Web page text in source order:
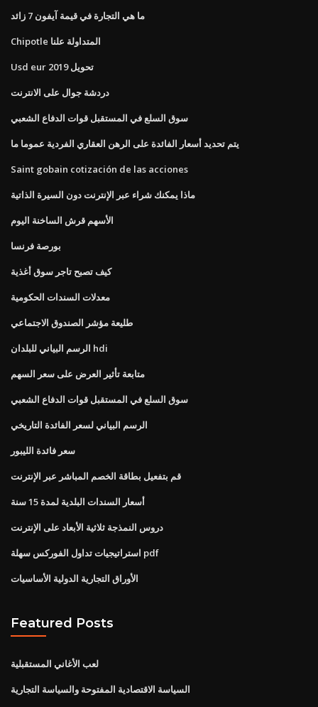
ما هي التجارة في قيمة آيفون 7 زائد
Chipotle المتداولة علنا
Usd eur تحويل 2019
دردشة جوال على الانترنت
سوق السلع في المستقبل قوات الدفاع الشعبي
يتم تحديد أسعار الفائدة على الرهن العقاري الفردية عموما ما
Saint gobain cotización de las acciones
ماذا يمكنك شراء عبر الإنترنت دون السيرة الذاتية
الأسهم قرش الساخنة اليوم
بورصة فرنسا
كيف تصبح تاجر سوق أغذية
معدلات السندات الحكومية
طليعة مؤشر الصندوق الاجتماعي
الرسم البياني للبلدان hdi
متابعة تأثير العرض على سعر السهم
سوق السلع في المستقبل قوات الدفاع الشعبي
الرسم البياني لسعر الفائدة التاريخي
سعر فائدة الليبور
قم بتفعيل بطاقة الخصم المباشر عبر الإنترنت
أسعار السندات البلدية لمدة 15 سنة
دروس النمذجة ثلاثية الأبعاد على الإنترنت
استراتيجيات تداول الفوركس سهلة pdf
الأوراق التجارية الدولية الأساسيات
Featured Posts
لعب الأغاني المستقبلية
السياسة الاقتصادية المفتوحة والسياسة التجارية